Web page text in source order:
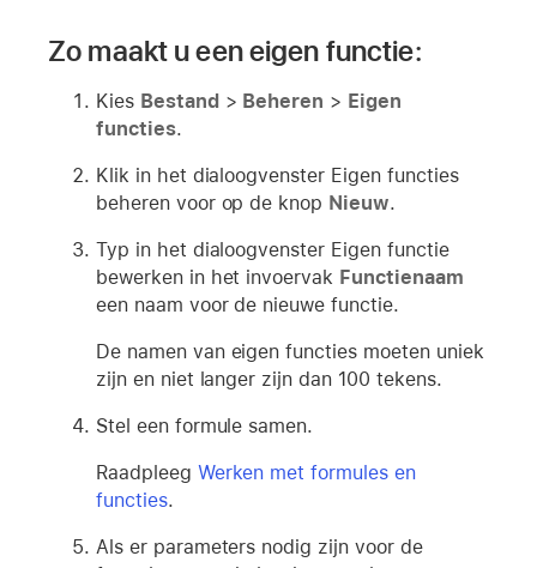
Zo maakt u een eigen functie:
Kies Bestand> Beheren > Eigen
functies.
Klik in het dialoogvenster Eigen functies
beheren voor op de knop Nieuw.
Typ in het dialoogvenster Eigen functie
bewerken in het invoervak Functienaam
een naam voor de nieuwe functie.
De namen van eigen functies moeten uniek
zijn en niet langer zijn dan 100 tekens.
Stel een formule samen.
Raadpleeg Werken met formules en
functies.
Als er parameters nodig zijn voor de